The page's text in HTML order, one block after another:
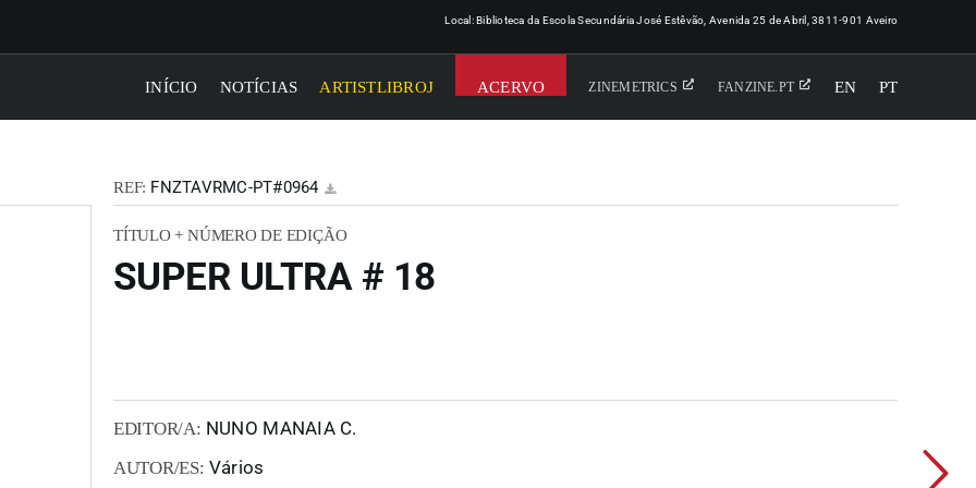
Local: Biblioteca da Escola Secundária José Estêvão, Avenida 25 de Abril, 3811-901 Aveiro
INÍCIO NOTÍCIAS ARTISTLIBROJ ACERVO ZINEMETRICS FANZINE.PT EN PT
REF: FNZTAVRMC-PT#0964
TÍTULO + NÚMERO DE EDIÇÃO
SUPER ULTRA # 18
EDITOR/A: NUNO MANAIA C.
AUTOR/ES: Vários